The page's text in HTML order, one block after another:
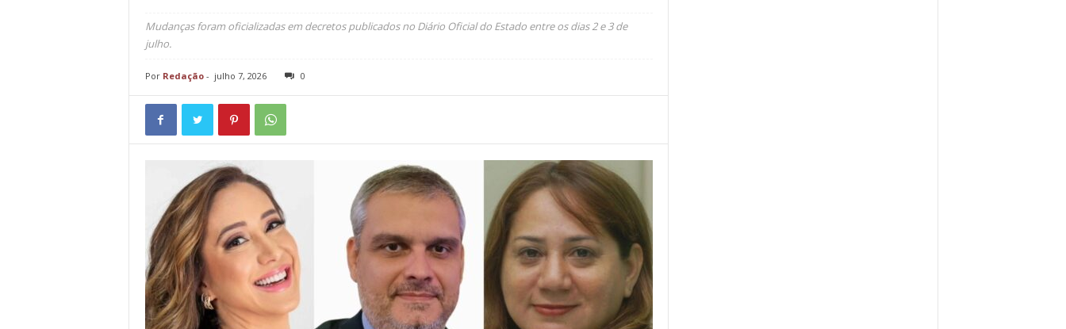
Mudanças foram oficializadas em decretos publicados no Diário Oficial do Estado entre os dias 2 e 3 de
julho.
Por Redação- julho 7, 2026 0